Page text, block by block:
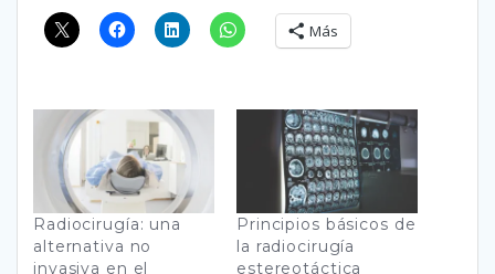
Más
Radiocirugía: una
alternativa no
invasiva en el
Principios básicos de
la radiocirugía
estereotáctica